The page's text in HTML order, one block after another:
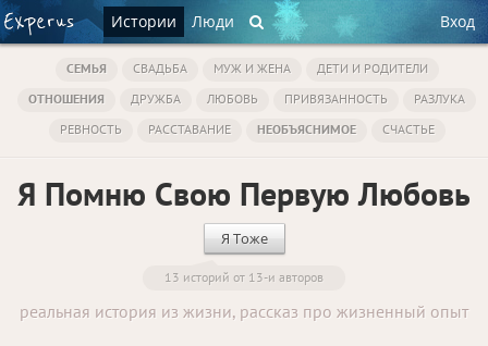
Истории Люди Вход
СЕМЬЯ СВАДЬБА МУЖ И ЖЕНА
ДЕТИ И РОДИТЕЛИ
ОТНОШЕНИЯ
ДРУЖБА ЛЮБОВЬ ПРИВЯЗАННОСТЬ
РАЗЛУКА
РЕВНОСТЬ
РАССТАВАНИЕ НЕОБЪЯСНИМОЕ СЧАСТЬЕ
Я Помню Свою Первую Любовь
Я Тоже
13 историй от 13-и авторов
реальная история из жизни, рассказ про жизненный опыт